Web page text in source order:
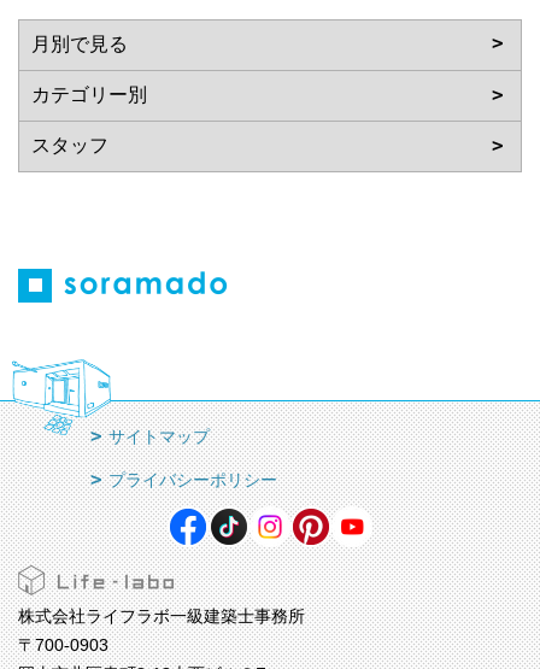
サイトマップ
プライバシーポリシー
株式会社ライフラボ一級建築士事務所
〒700-0903